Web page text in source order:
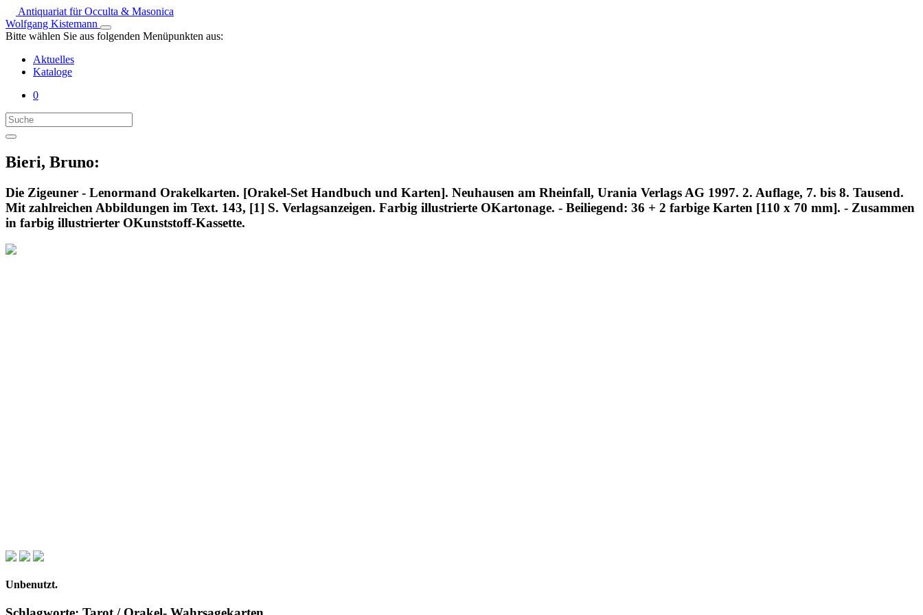
Antiquariat für Occulta & Masonica
Wolfgang Kistemann
Bitte wählen Sie aus folgenden Menüpunkten aus:
Aktuelles
Kataloge
0
Bieri, Bruno:
Die Zigeuner - Lenormand Orakelkarten. [Orakel-Set Handbuch und Karten]. Neuhausen am Rheinfall, Urania Verlags AG 1997. 2. Auflage, 7. bis 8. Tausend.
Mit zahlreichen Abbildungen im Text. 143, [1] S. Verlagsanzeigen. Farbig illustrierte OKartonage. - Beiliegend: 36 + 2 farbige Karten [110 x 70 mm]. - Zusammen
in farbig illustrierter OKunststoff-Kassette.
Unbenutzt.